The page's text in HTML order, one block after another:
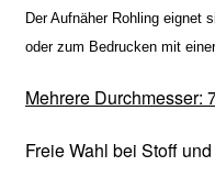
Der Aufnäher Rohling eignet
oder zum Bedrucken mit
Mehrere Durchmesser:
Freie Wahl bei Stoff